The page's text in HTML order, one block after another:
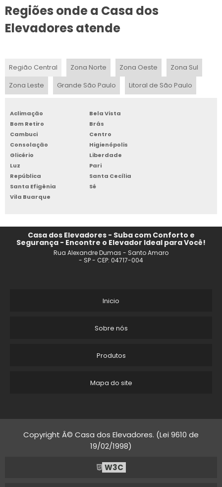
ELEVADOR RESIDENCIAL 3 ANDARES PREÇO
ELEVADOR RESIDENCIAL PARA CADEIRANTE
FABRICA DE ELEVADOR RESIDENCIAL JOINVILLE
ELEVADOR RESIDENCIAL SOB MEDIDA
ELEVADOR RESIDENCIAL PERNAMBUCO
ELEVADORES RESIDENCIAIS HIDRÁULICOS PREÇO
PREÇO ELEVADOR RESIDENCIAL 2 ANDARES
ELEVADOR ELÉTRICO PARA RESIDÊNCIA
ELEVADOR DE PLATAFORMA RESIDENCIAL
ELEVADOR MONTA CARGA PARA RESTAURANTE PREÇO
PRECOS DE ELEVADORES RESIDENCIAIS CURITIBA
MONTA CARGA RESIDENCIAL
Regiões onde a Casa dos
Elevadores atende
Região Central Zona Norte Zona Oeste
Zona Sul
Zona Leste
Grande São Paulo Litoral de São Paulo
Aclimação
Bela Vista
Bom Retiro
Brás
Cambuci
Centro
Consolação
Higienópolis
Glicério
Liberdade
Luz
Pari
República
Santa Cecília
Santa Efigênia
Sé
Vila Buarque
Casa dos Elevadores - Suba com Conforto e
Segurança - Encontre o Elevador Ideal para Você!
Rua Alexandre Dumas - Santo Amaro
- SP - CEP: 04717-004
Inicio
Sobre nós
Produtos
Mapa do site
Copyright Â© Casa dos Elevadores. (Lei 9610 de
19/02/1998)
W3C